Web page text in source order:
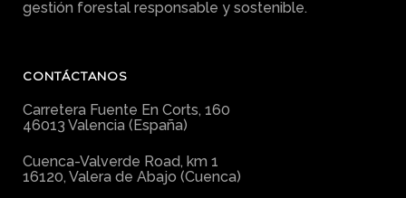
gestión forestal responsable y sostenible.
CONTÁCTANOS
Carretera Fuente En Corts, 160
46013 Valencia (España)
Cuenca-Valverde Road, km 1
16120, Valera de Abajo (Cuenca)